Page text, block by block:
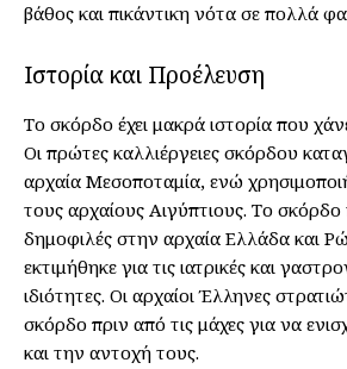
βάθος και πικάντικη νότα σε πολλά
Ιστορία και Προέλευση
Το σκόρδο έχει μακρά ιστορία που
Οι πρώτες καλλιέργειες σκόρδου
αρχαία Μεσοποταμία, ενώ
τους αρχαίους Αιγύπτιους. Το σκόρδο
δημοφιλές στην αρχαία Ελλάδα και
εκτιμήθηκε για τις ιατρικές και
ιδιότητες. Οι αρχαίοι Έλληνες
σκόρδο πριν από τις μάχες για να
και την αντοχή τους.